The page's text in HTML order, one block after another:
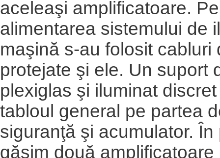
aceleaşi amplificatoare.
alimentarea sistemului de
maşină s-au folosit cabluri
protejate şi ele. Un suport
plexiglas şi iluminat
tabloul general pe partea
siguranţă şi acumulator. În
găsim două amplificatoare